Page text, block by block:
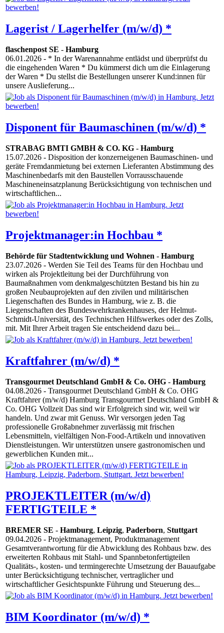
Lagerist / Lagerhelfer (m/w/d) *
flaschenpost SE - Hamburg
06.01.2026 - * In der Warenannahme entlädst und überprüfst du
die eingehenden Waren * Du kümmerst dich um die Einlagerung
der Waren * Du stellst die Bestellungen unserer Kund:innen für
unsere Auslieferung...
Disponent für Baumaschinen (m/w/d) *
STRABAG BMTI GMBH & CO. KG - Hamburg
15.07.2026 - Disposition der konzerneigenen Baumaschinen- und
geräte Fremdanmietung bei externen Lieferanten Abstimmung des
Maschinenbedarfs mit den Baustellen Vorrausschauende
Maschineneinsatzplanung Berücksichtigung von technischen und
wirtschaftlichen...
Projektmanager:in Hochbau *
Behörde für Stadtentwicklung und Wohnen - Hamburg
23.07.2026 - Werden Sie Teil des Teams für den Hochbau und
wirken als Projektleitung bei der Durchführung von
Baumaßnahmen vom denkmalgeschützten Bestand bis hin zu
großen Neubauprojekten auf den zivilen und militärischen
Liegenschaften des Bundes in Hamburg, wie z. B. die
Liegenschaften des Bundeswehrkrankenhauses, der Helmut-
Schmidt-Universität, des Technischen Hilfswerkes oder des Zolls,
mit. Mit Ihrer Arbeit tragen Sie entscheidend dazu bei...
Kraftfahrer (m/w/d) *
Transgourmet Deutschland GmbH & Co. OHG - Hamburg
04.08.2026 - Transgourmet Deutschland GmbH & Co. OHG
Kraftfahrer (m/w/d) Hamburg Transgourmet Deutschland GmbH &
Co. OHG Vollzeit Das sind wir Erfolgreich sind wir, weil wir
handeln. Und zwar mit Genuss. Wir versorgen jeden Tag
professionelle Großabnehmer zuverlässig mit frischen
Lebensmitteln, vielfältigen Non-Food-Artikeln und innovativen
Dienstleistungen. Wir unterstützen unsere gastronomischen und
gewerblichen Kunden mit...
PROJEKTLEITER (m/w/d)
FERTIGTEILE *
BREMER SE - Hamburg, Leipzig, Paderborn, Stuttgart
09.04.2026 - Projektmanagement, Produktmanagement
Gesamtverantwortung für die Abwicklung des Rohbaus bzw. des
erweiterten Rohbaus mit Stahl- und Spannbetonfertigteilen
Qualitäts-, kosten- und termingerechte Umsetzung der Bauaufgabe
unter Berücksichtigung technischer, vertraglicher und
wirtschaftlicher Gesichtspunkte Führung und Steuerung des...
BIM Koordinator (m/w/d) *